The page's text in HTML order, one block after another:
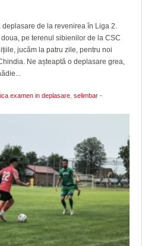
de la revenirea în Liga 2.
pe terenul sibienilor de la CSC
jucăm la patru zile, pentru noi
Ne așteaptă o deplasare grea,
examen in deplasare selimbar -